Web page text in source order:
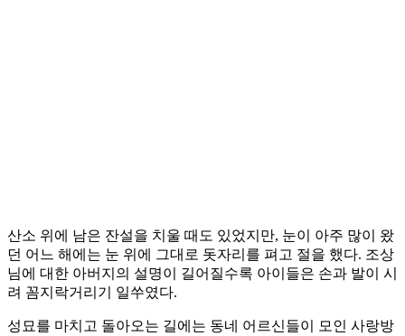
산소 위에 남은 잔설을 치울 때도 있었지만, 눈이 아주 많이 왔
던 어느 해에는 눈 위에 그대로 돗자리를 펴고 절을 했다. 조상
님에 대한 아버지의 설명이 길어질수록 아이들은 손과 발이 시
려 꼼지락거리기 일쑤였다.
성묘를 마치고 돌아오는 길에는 동네 어르신들이 모인 사랑방